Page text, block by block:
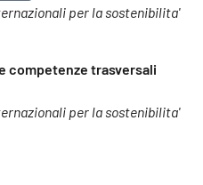
per la sostenibilita'
competenze trasversali
per la sostenibilita'